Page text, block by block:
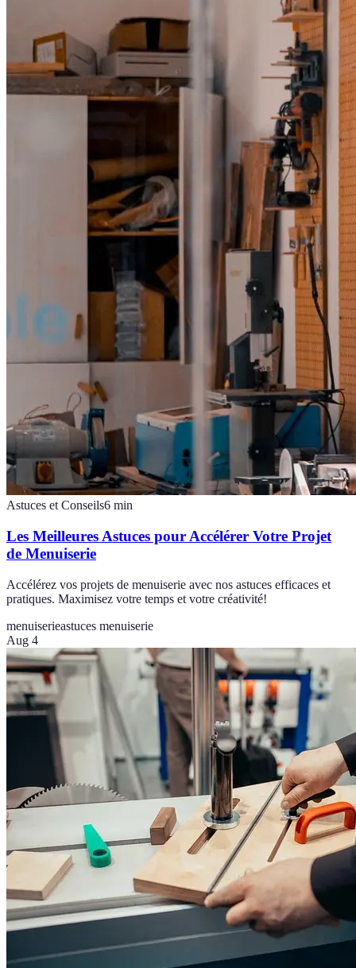
Astuces et Conseils6 min
Les Meilleures Astuces pour Accélérer Votre Projet
de Menuiserie
Accélérez vos projets de menuiserie avec nos astuces efficaces et
pratiques. Maximisez votre temps et votre créativité!
menuiserieastuces menuiserie
Aug 4